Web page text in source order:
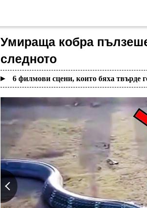
Умираща кобра
следното
6 филмови сцени, които бяха